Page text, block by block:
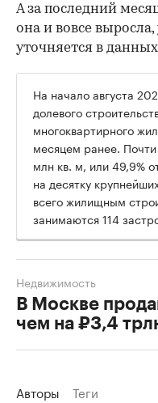
А за последний
она и вовсе
уточняется в
На начало августа
долевого
многоквартирного
месяцем ранее.
млн кв. м, или 49,9%
на десятку
всего жилищным
занимаются 114
В Москве
чем на ₽3,4
Недвижимость
Авторы Теги